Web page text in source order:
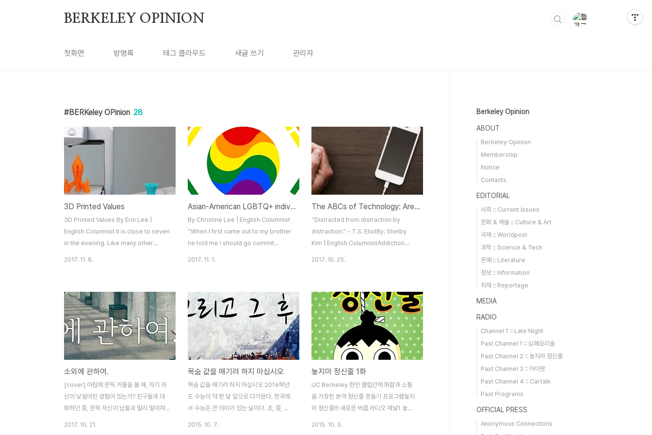
BERKELEY OPINION
첫화면 방명록 태그 클라우드 새글 쓰기 관리자
BERKeley OPinion 28
3D Printed Values
3D Printed Values By Erin Lee |
English Columnist It is close to seven
in the evening. Like many other
wind. I recognize the familiar desks,
computers, and 3D printers as I walk
into one of my favorite places at
school. In the corner of the design
technology lab, I o..
2017. 11. 8.
Asian-American LGBTQ+ individuals look online for community
By Christine Lee | English Columnist
“When I first came out to my brother
he told me I should go commit
rather tell their own family member
to commit suicide or go to the
mental hospital than simply accept
their identity?” Growing up in a
conservative, Christian and..
2017. 11. 1.
The ABCs of Technology: Are We Addicted?
“Distracted from distraction by
distraction.” – T.S. EliotBy: Shelby
Kim | English ColumnistAddiction
similarly zoned in on their
smartphones. His brief, shy
responses to my initial diagnostic
questions showed no oddities in his
behavior. To me he was an ..
2017. 10. 25.
소외에 관하여.
[cover] 아침에 문득 거울을 볼 때, 자기 자
신이 낯설어진 경험이 있는가? 친구들과 대
화하던 중, 문득 자신이 남들과 멀리 떨어져
2017. 10. 21.
목숨 값을 매기려 하지 마십시오
목숨 값을 매기려 하지 마십시오 2016학년
도 수능이 약 한 달 앞으로 다가왔다. 한국에
서 수능은 큰 의미가 있는 날이다. 초, 중, 고
2015. 10. 7.
놓지마 정신줄 1화
UC Berkeley 한인 클럽간에 화합과 소통
을 가장한 본격 정신줄 흔들기 프로그램놓지
마 정신줄!!! 새로운 버콥 라디오 채널1 놓지
2015. 10. 5.
Berkeley Opinion
ABOUT
Berkeley Opinion
Membership
Notice
Contacts
EDITORIAL
사회 :: Current Issues
문화 & 예술 :: Culture & Art
국제 :: Worldpost
과학 :: Science & Tech
문예 :: Literature
정보 :: Information
취재 :: Reportage
MEDIA
RADIO
Channel 1 :: Late Night
Past Channel 1 :: 심폐요리술
Past Channel 2 :: 놓지마 정신줄
Past Channel 3 :: 아이팟
Past Channel 4 :: Cal talk
Past Programs
OFFICIAL PRESS
Anonymous Connections